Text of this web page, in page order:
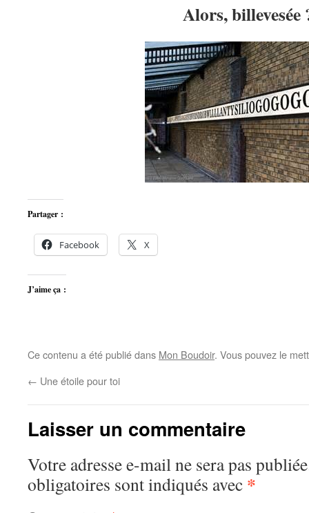
Alors, billevesée
Partager :
Facebook X
J’aime ça :
Ce contenu a été publié dans Mon Boudoir. Vous pouvez le
← Une étoile pour toi
Laisser un commentaire
Votre adresse e-mail ne sera pas
obligatoires sont indiqués avec *